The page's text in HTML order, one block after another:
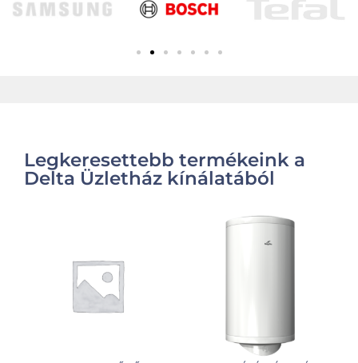
Legkeresettebb termékeink a
Delta Üzletház kínálatából